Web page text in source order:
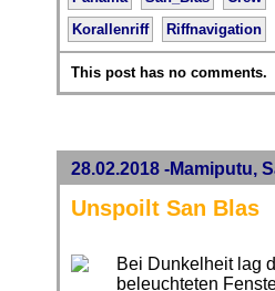
Korallenriff
Riffnavigation
This post has no comments.
28.02.2018 -Mamiputu,
Unspoilt San Blas
Bei Dunkelheit lag
beleuchteten